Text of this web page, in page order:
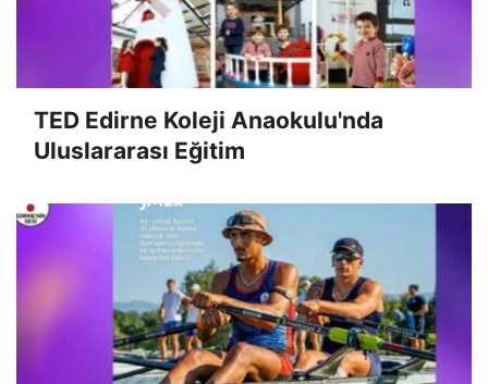
TED Edirne Koleji Anaokulu'nda
Uluslararası Eğitim